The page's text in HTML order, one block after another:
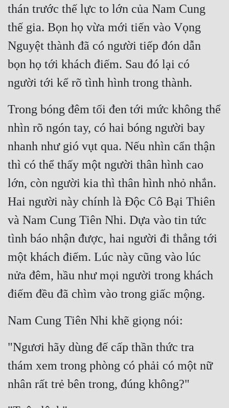
thán trước thế lực to lớn của Nam Cung
thế gia. Bọn họ vừa mới tiến vào Vọng
Nguyệt thành đã có người tiếp đón dẫn
bọn họ tới khách điếm. Sau đó lại có
người tới kể rõ tình hình trong thành.
Trong bóng đêm tối đen tới mức không thể
nhìn rõ ngón tay, có hai bóng người bay
nhanh như gió vụt qua. Nếu nhìn cẩn thận
thì có thể thấy một người thân hình cao
lớn, còn người kia thì thân hình nhỏ nhắn.
Hai người này chính là Độc Cô Bại Thiên
và Nam Cung Tiên Nhi. Dựa vào tin tức
tình báo nhận được, hai người đi thẳng tới
một khách điếm. Lúc này cũng vào lúc
nửa đêm, hầu như mọi người trong khách
điếm đều đã chìm vào trong giấc mộng.
Nam Cung Tiên Nhi khẽ giọng nói:
"Ngươi hãy dùng đế cấp thần thức tra
thám xem trong phòng có phải có một nữ
nhân rất trẻ bên trong, đúng không?"